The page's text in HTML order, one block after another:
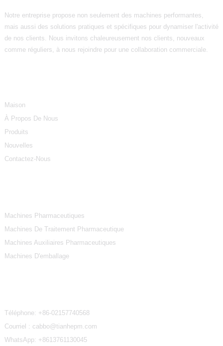
Notre entreprise propose non seulement des machines performantes,
mais aussi des solutions pratiques et spécifiques pour dynamiser l'activité
de nos clients. Nous invitons chaleureusement nos clients, nouveaux
comme réguliers, à nous rejoindre pour une collaboration commerciale.
Maison
À Propos De Nous
Produits
Nouvelles
Contactez-Nous
Machines Pharmaceutiques
Machines De Traitement Pharmaceutique
Machines Auxiliaires Pharmaceutiques
Machines D'emballage
Téléphone: +86-02157740568
Courriel : cabbo@tianhepm.com
WhatsApp: +8613761130045